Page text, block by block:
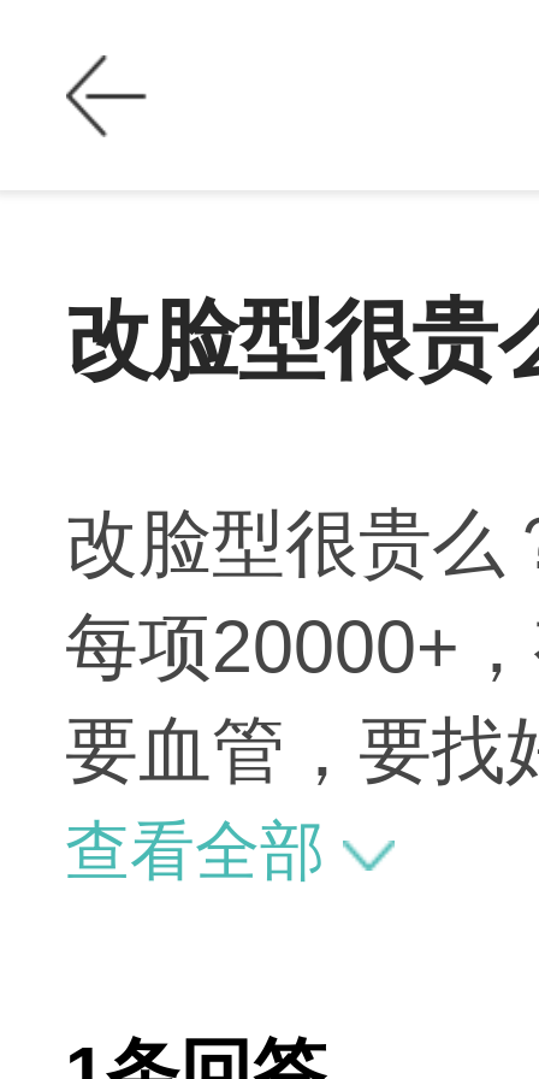
改脸型很贵
改脸型很贵么
每项20000+
要血管，要找
症，有的人是
要分别处理，
查看全部